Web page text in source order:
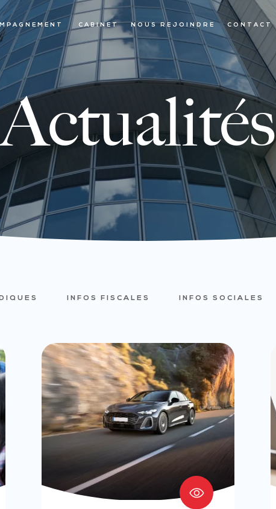
CABINET NOUS REJOINDRE CONTACT
Actualités
INFOS FISCALES INFOS SOCIALES